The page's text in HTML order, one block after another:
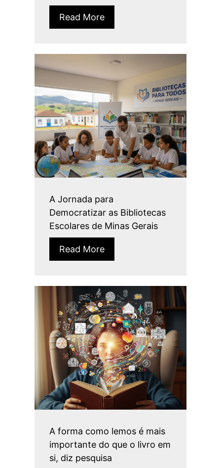
Read More
A Jornada para
Democratizar as Bibliotecas
Escolares de Minas Gerais
Read More
A forma como lemos é mais
importante do que o livro em
si, diz pesquisa